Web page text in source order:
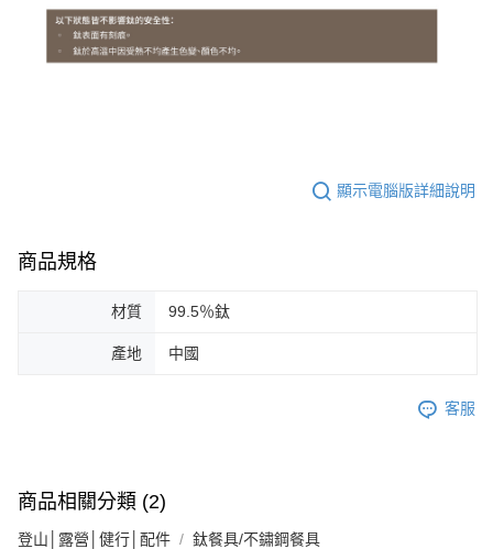
顯示電腦版詳細說明
商品規格
材質 99.5％鈦
產地 中國
客服
商品相關分類 (2)
登山│露營│健行│配件 鈦餐具/不鏽鋼餐具